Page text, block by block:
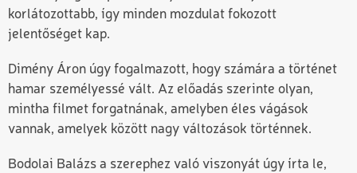
korlátozottabb, így minden mozdulat fokozott
jelentőséget kap.
Dimény Áron úgy fogalmazott, hogy számára a történet
hamar személyessé vált. Az előadás szerinte olyan,
mintha filmet forgatnának, amelyben éles vágások
vannak, amelyek között nagy változások történnek.
Bodolai Balázs a szerephez való viszonyát úgy írta le,